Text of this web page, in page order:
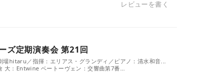
レビューを書く
定期演奏会 第21回
場hitaru／指揮：エリアス・グランディ／ピアノ：清水和音...
大：Entwine ベートーヴェン：交響曲第7番...